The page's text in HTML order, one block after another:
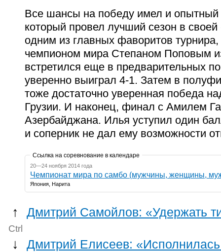
Все шансы на победу имел и
который провел лучший сезон в
одним из главных фаворитов
чемпионом мира Степаном Поповым
встретился еще в предварительных
уверенно выиграл 4-1. Затем в
тоже достаточно уверенная победа
Грузии. И наконец, финал с Амилем
Азербайджана. Илья уступил один
и соперник не дал ему возможности
Ссылка на соревнование в календаре
20—24 ноября 2014 года
Чемпионат мира по самбо (мужчины, женщины,
Япония, Нарита
↑ Дмитрий Самойлов: «Удержать
Ctrl
↓ Дмитрий Елисеев: